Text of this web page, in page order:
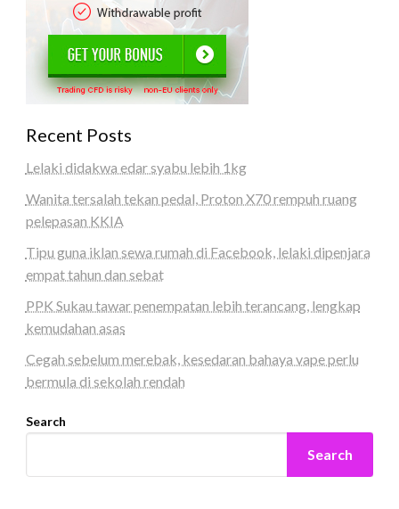
Recent Posts
Lelaki didakwa edar syabu lebih 1kg
Wanita tersalah tekan pedal, Proton X70 rempuh ruang
pelepasan KKIA
Tipu guna iklan sewa rumah di Facebook, lelaki dipenjara
empat tahun dan sebat
PPK Sukau tawar penempatan lebih terancang, lengkap
kemudahan asas
Cegah sebelum merebak, kesedaran bahaya vape perlu
bermula di sekolah rendah
Search
Search